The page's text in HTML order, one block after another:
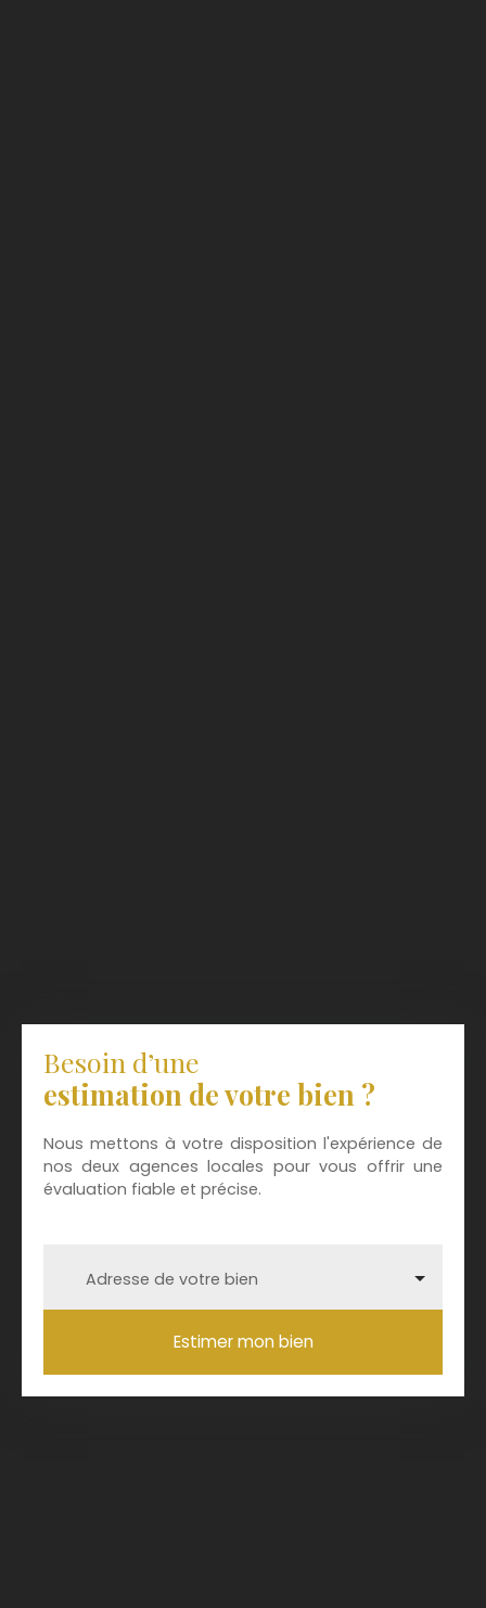
Besoin d’une
estimation de votre bien ?
Nous mettons à votre disposition l'expérience de
nos deux agences locales pour vous offrir une
évaluation fiable et précise.
Adresse de votre bien
Estimer mon bien